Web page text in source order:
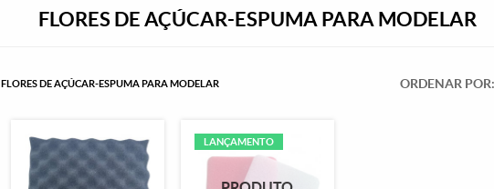
FLORES DE AÇÚCAR-ESPUMA PARA MODELAR
FLORES DE AÇÚCAR-ESPUMA PARA MODELAR ORDENAR POR
LANÇAMENTO